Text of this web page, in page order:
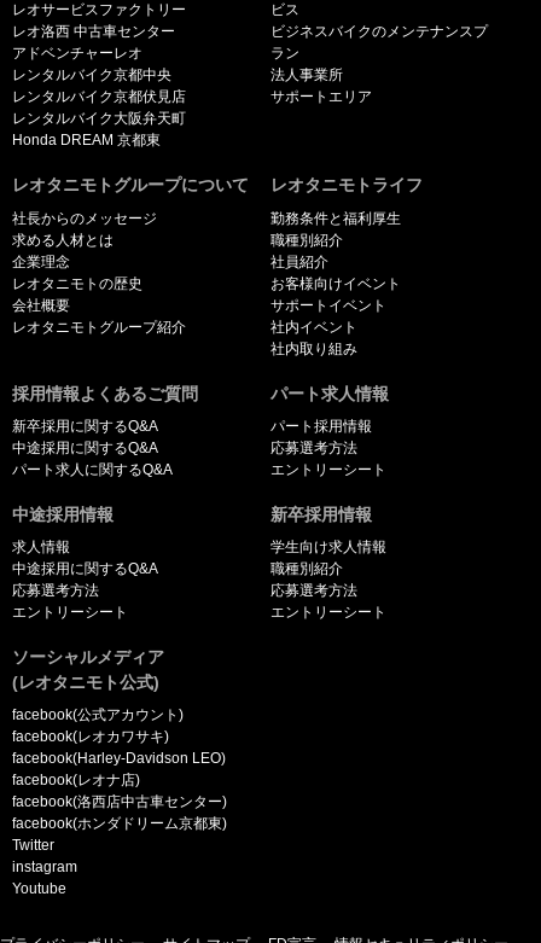
レオサービスファクトリー
レオ洛西 中古車センター
アドベンチャーレオ
レンタルバイク京都中央
レンタルバイク京都伏見店
レンタルバイク大阪弁天町
Honda DREAM 京都東
ビス
ビジネスバイクのメンテナンスプ
ラン
法人事業所
サポートエリア
レオタニモトグループについて
社長からのメッセージ
求める人材とは
企業理念
レオタニモトの歴史
会社概要
レオタニモトグループ紹介
レオタニモトライフ
勤務条件と福利厚生
職種別紹介
社員紹介
お客様向けイベント
サポートイベント
社内イベント
社内取り組み
採用情報よくあるご質問
新卒採用に関するQ&A
中途採用に関するQ&A
パート求人に関するQ&A
パート求人情報
パート採用情報
応募選考方法
エントリーシート
中途採用情報
求人情報
中途採用に関するQ&A
応募選考方法
エントリーシート
新卒採用情報
学生向け求人情報
職種別紹介
応募選考方法
エントリーシート
ソーシャルメディア
(レオタニモト公式)
facebook(公式アカウント)
facebook(レオカワサキ)
facebook(Harley-Davidson LEO)
facebook(レオナ店)
facebook(洛西店中古車センター)
facebook(ホンダドリーム京都東)
Twitter
instagram
Youtube